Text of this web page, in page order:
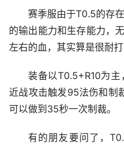
赛季服由于T0.5的存
的输出能力和生存能力，
左右的血，其实算是很耐打
装备以T0.5+R10为主
近战攻击触发95法伤和制
可以做到35秒一次制裁。
有的朋友要问了，